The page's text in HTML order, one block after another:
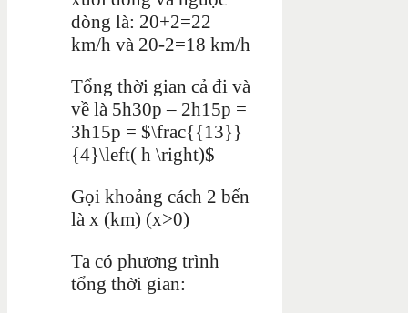
dòng là: 20+2=22
km/h và 20-2=18 km/h
Tổng thời gian cả đi và
về là 5h30p – 2h15p =
3h15p = $\frac{{13}}
{4}\left( h \right)$
Gọi khoảng cách 2 bến
là x (km) (x>0)
Ta có phương trình
tổng thời gian: